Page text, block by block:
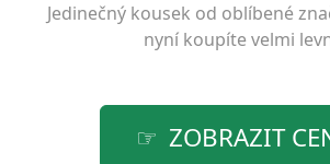
Jedinečný kousek od oblíbené
nyní koupíte velmi
ZOBRAZIT